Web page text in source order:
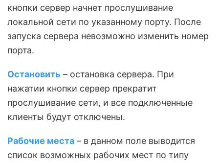
кнопки сервер начнет прослушивание
локальной сети по указанному порту. После
запуска сервера невозможно изменить номер
порта.
Остановить – остановка сервера. При
нажатии кнопки сервер прекратит
прослушивание сети, и все подключенные
клиенты будут отключены.
Рабочие места – в данном поле выводится
список возможных рабочих мест по типу